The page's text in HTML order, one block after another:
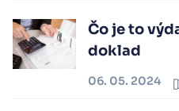
Čo je to
doklad
06. 05. 2024